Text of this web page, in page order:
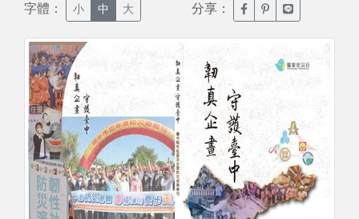
字體： 小 中 大 分享： 臉書分享(另開新視窗)
噗浪分享(另開新
Line分享(另